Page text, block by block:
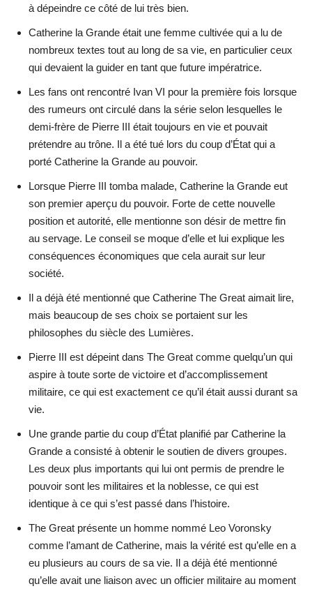
à dépeindre ce côté de lui très bien.
Catherine la Grande était une femme cultivée qui a lu de
nombreux textes tout au long de sa vie, en particulier ceux
qui devaient la guider en tant que future impératrice.
Les fans ont rencontré Ivan VI pour la première fois lorsque
des rumeurs ont circulé dans la série selon lesquelles le
demi-frère de Pierre III était toujours en vie et pouvait
prétendre au trône. Il a été tué lors du coup d’État qui a
porté Catherine la Grande au pouvoir.
Lorsque Pierre III tomba malade, Catherine la Grande eut
son premier aperçu du pouvoir. Forte de cette nouvelle
position et autorité, elle mentionne son désir de mettre fin
au servage. Le conseil se moque d’elle et lui explique les
conséquences économiques que cela aurait sur leur
société.
Il a déjà été mentionné que Catherine The Great aimait lire,
mais beaucoup de ses choix se portaient sur les
philosophes du siècle des Lumières.
Pierre III est dépeint dans The Great comme quelqu’un qui
aspire à toute sorte de victoire et d’accomplissement
militaire, ce qui est exactement ce qu’il était aussi durant sa
vie.
Une grande partie du coup d’État planifié par Catherine la
Grande a consisté à obtenir le soutien de divers groupes.
Les deux plus importants qui lui ont permis de prendre le
pouvoir sont les militaires et la noblesse, ce qui est
identique à ce qui s’est passé dans l’histoire.
The Great présente un homme nommé Leo Voronsky
comme l’amant de Catherine, mais la vérité est qu’elle en a
eu plusieurs au cours de sa vie. Il a déjà été mentionné
qu’elle avait une liaison avec un officier militaire au moment